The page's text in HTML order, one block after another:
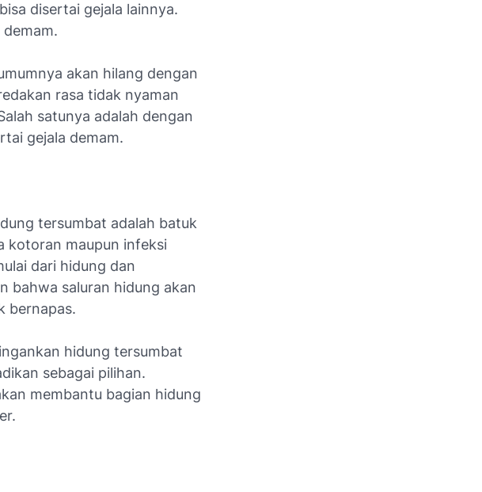
disertai gejala lainnya.
akan hilang dengan
rasa tidak nyaman
satunya adalah dengan
gejala demam.
tersumbat adalah batuk
kotoran maupun infeksi
dari hidung dan
bahwa saluran hidung akan
bernapas.
hidung tersumbat
sebagai pilihan.
membantu bagian hidung